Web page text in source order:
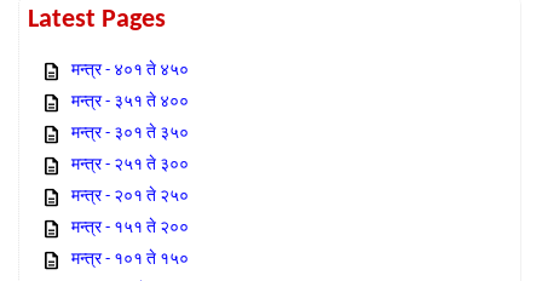
Latest Pages
मन्त्र - ४०१ ते ४५०
मन्त्र - ३५१ ते ४००
मन्त्र - ३०१ ते ३५०
मन्त्र - २५१ ते ३००
मन्त्र - २०१ ते २५०
मन्त्र - १५१ ते २००
मन्त्र - १०१ ते १५०